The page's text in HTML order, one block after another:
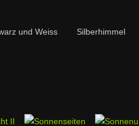
und Weiss Silberhimmel